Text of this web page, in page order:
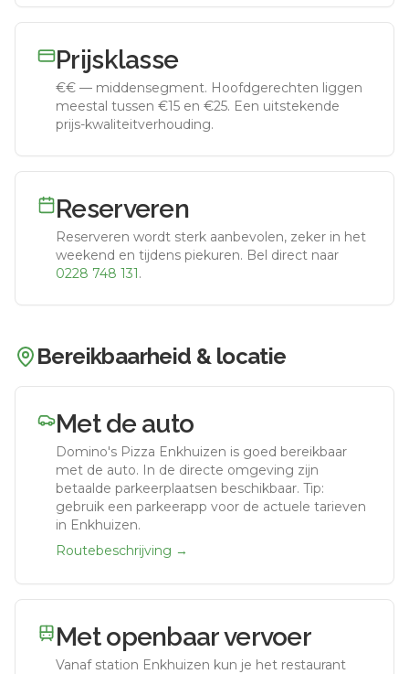
Prijsklasse
€€ — middensegment. Hoofdgerechten liggen
meestal tussen €15 en €25. Een uitstekende
prijs-kwaliteitverhouding.
Reserveren
Reserveren wordt sterk aanbevolen, zeker in het
weekend en tijdens piekuren. Bel direct naar
0228 748 131.
Bereikbaarheid & locatie
Met de auto
Domino's Pizza Enkhuizen is goed bereikbaar
met de auto. In de directe omgeving zijn
betaalde parkeerplaatsen beschikbaar. Tip:
gebruik een parkeerapp voor de actuele tarieven
in Enkhuizen.
Routebeschrijving →
Met openbaar vervoer
Vanaf station Enkhuizen kun je het restaurant